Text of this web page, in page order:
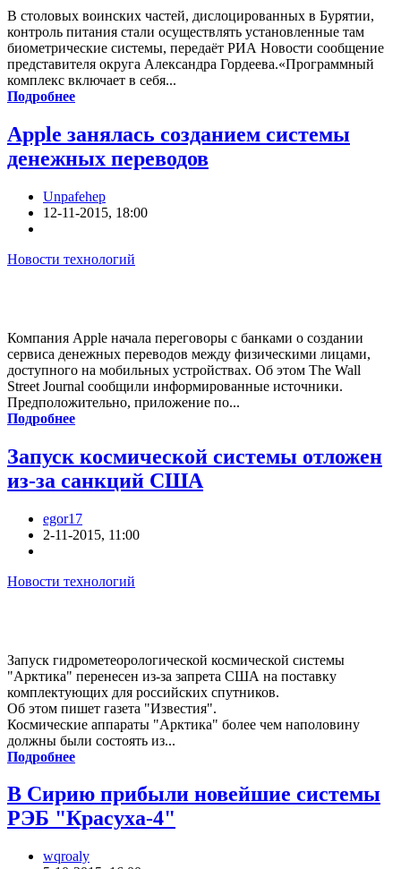
В столовых воинских частей, дислоцированных в Бурятии,
контроль питания стали осуществлять установленные там
биометрические системы, передаёт РИА Новости сообщение
представителя округа Александра Гордеева.«Программный
комплекс включает в себя...
Подробнее
Apple занялась созданием системы
денежных переводов
Unpafehep
12-11-2015, 18:00
Новости технологий
Компания Apple начала переговоры с банками о создании
сервиса денежных переводов между физическими лицами,
доступного на мобильных устройствах. Об этом The Wall
Street Journal сообщили информированные источники.
Предположительно, приложение по...
Подробнее
Запуск космической системы отложен
из-за санкций США
egor17
2-11-2015, 11:00
Новости технологий
Запуск гидрометеорологической космической системы
"Арктика" перенесен из-за запрета США на поставку
комплектующих для российских спутников.
Об этом пишет газета "Известия".
Космические аппараты "Арктика" более чем наполовину
должны были состоять из...
Подробнее
В Сирию прибыли новейшие системы
РЭБ "Красуха-4"
wqroaly